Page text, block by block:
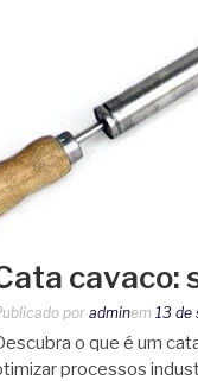
cavaco:
por adminem 13 de
o que é um
processos